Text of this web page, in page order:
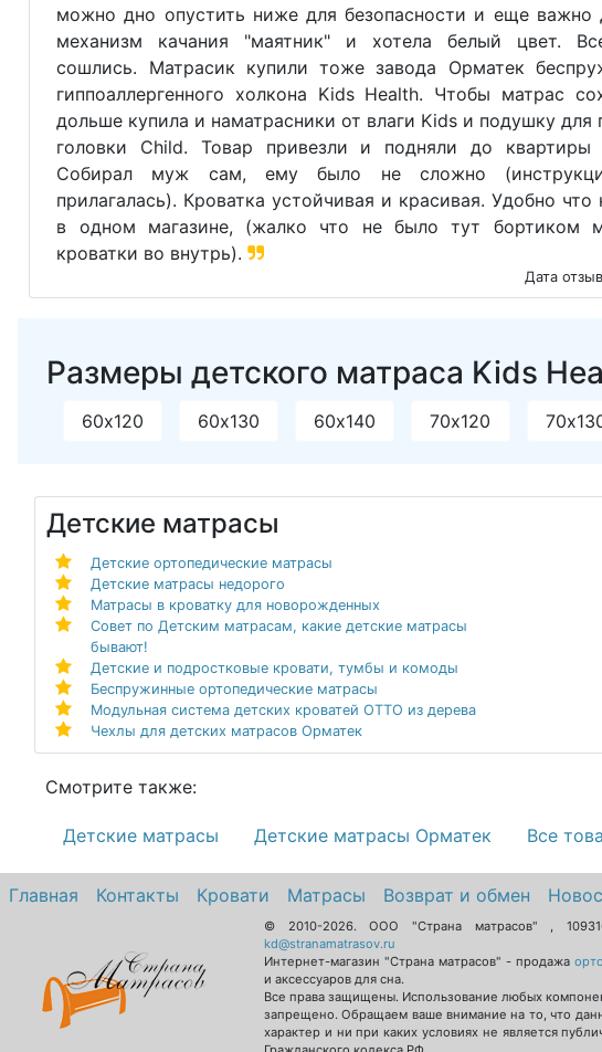
можно дно опустить ниже для безопасности и еще важно
механизм качания "маятник" и хотела белый цвет.
сошлись. Матрасик купили тоже завода Орматек
гиппоаллергенного холкона Kids Health. Чтобы матрас
дольше купила и наматрасники от влаги Kids и подушку для
головки Child. Товар привезли и подняли до квартиры
Собирал муж сам, ему было не сложно
прилагалась). Кроватка устойчивая и красивая. Удобно что
в одном магазине, (жалко что не было тут бортиком
кроватки во внутрь).
Дата
Размеры детского матраса Kids
60х120 60х130 60х140 70х120
Детские матрасы
Детские ортопедические матрасы
Детские матрасы недорого
Матрасы в кроватку для новорожденных
Совет по Детским матрасам, какие детские матрасы
бывают!
Детские и подростковые кровати, тумбы и комоды
Беспружинные ортопедические матрасы
Модульная система детских кроватей ОТТО из дерева
Чехлы для детских матрасов Орматек
Смотрите также:
Детские матрасы Детские матрасы Орматек Все
Главная Контакты Кровати Матрасы Возврат и обмен
© 2010-2026.ООО "Страна матрасов" ,
kd@stranamatrasov.ru
Интернет-магазин "Страна матрасов" - продажа
и аксессуаров для сна.
Все права защищены. Использование любых
запрещено. Обращаем ваше внимание на то, что
характер и ни при каких условиях не является